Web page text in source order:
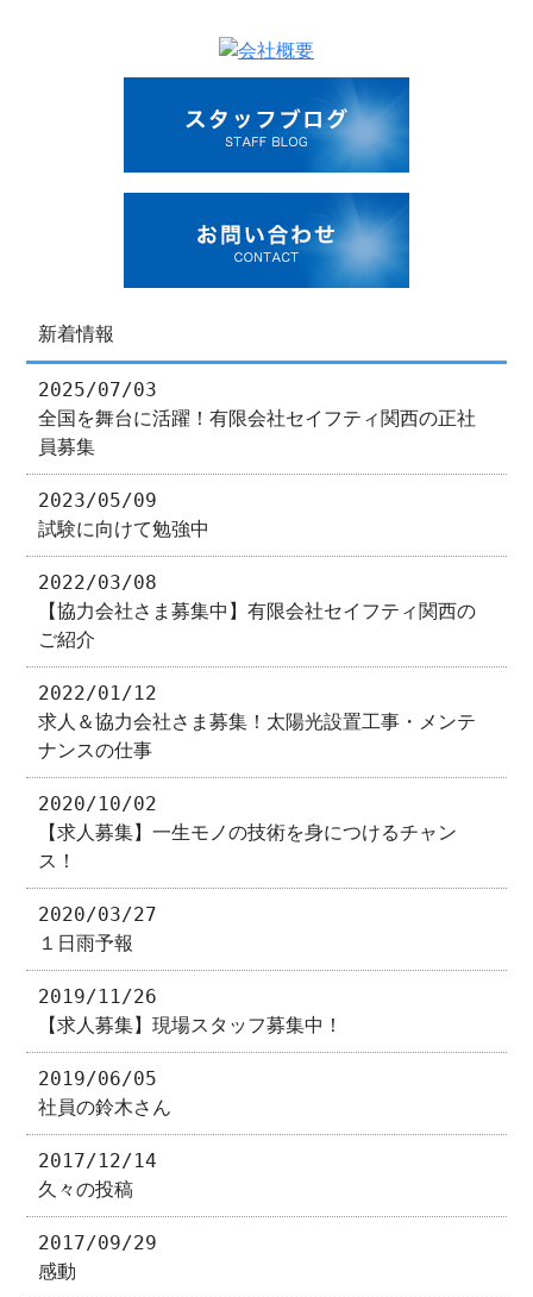
新着情報
2025/07/03
全国を舞台に活躍！有限会社セイフティ関西の正社
員募集
2023/05/09
試験に向けて勉強中
2022/03/08
【協力会社さま募集中】有限会社セイフティ関西の
ご紹介
2022/01/12
求人＆協力会社さま募集！太陽光設置工事・メンテ
ナンスの仕事
2020/10/02
【求人募集】一生モノの技術を身につけるチャン
ス！
2020/03/27
１日雨予報
2019/11/26
【求人募集】現場スタッフ募集中！
2019/06/05
社員の鈴木さん
2017/12/14
久々の投稿
2017/09/29
感動